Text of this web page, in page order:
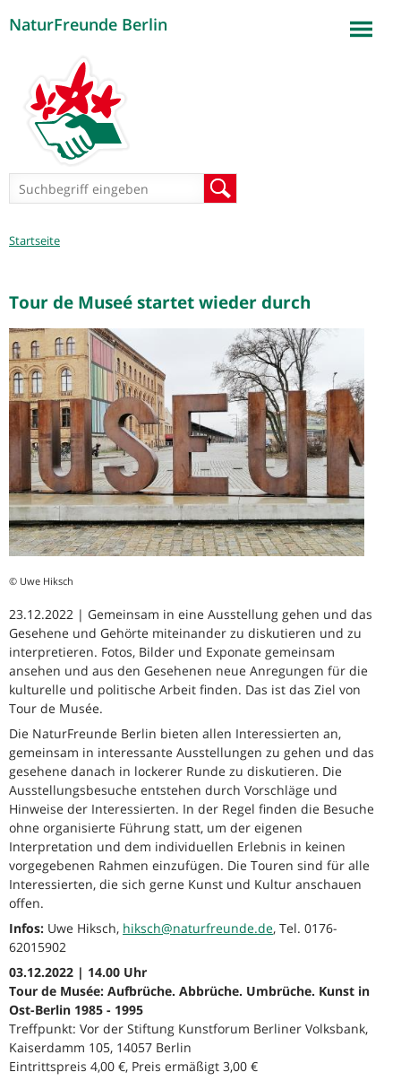
NaturFreunde Berlin
Suchformular
Sie
Startseite
Tour de Museé startet wieder durch
© Uwe Hiksch
23.12.2022 | Gemeinsam in eine Ausstellung gehen und das
Gesehene und Gehörte miteinander zu diskutieren und zu
interpretieren. Fotos, Bilder und Exponate gemeinsam
ansehen und aus den Gesehenen neue Anregungen für die
kulturelle und politische Arbeit finden. Das ist das Ziel von
Tour de Musée.
Die NaturFreunde Berlin bieten allen Interessierten an,
gemeinsam in interessante Ausstellungen zu gehen und das
gesehene danach in lockerer Runde zu diskutieren. Die
Ausstellungsbesuche entstehen durch Vorschläge und
Hinweise der Interessierten. In der Regel finden die Besuche
ohne organisierte Führung statt, um der eigenen
Interpretation und dem individuellen Erlebnis in keinen
vorgegebenen Rahmen einzufügen. Die Touren sind für alle
Interessierten, die sich gerne Kunst und Kultur anschauen
offen.
Infos: Uwe Hiksch, hiksch@naturfreunde.de, Tel. 0176-
62015902
03.12.2022 | 14.00 Uhr
Tour de Musée: Aufbrüche. Abbrüche. Umbrüche. Kunst in
Ost-Berlin 1985 - 1995
Treffpunkt: Vor der Stiftung Kunstforum Berliner Volksbank,
Kaiserdamm 105, 14057 Berlin
Eintrittspreis 4,00 €, Preis ermäßigt 3,00 €